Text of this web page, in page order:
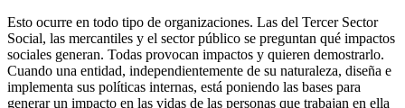
Esto ocurre en todo tipo de organizaciones. Las del Tercer Sector
Social, las mercantiles y el sector público se preguntan qué impactos
sociales generan. Todas provocan impactos y quieren demostrarlo.
Cuando una entidad, independientemente de su naturaleza, diseña e
implementa sus políticas internas, está poniendo las bases para
generar un impacto en las vidas de las personas que trabajan en ella